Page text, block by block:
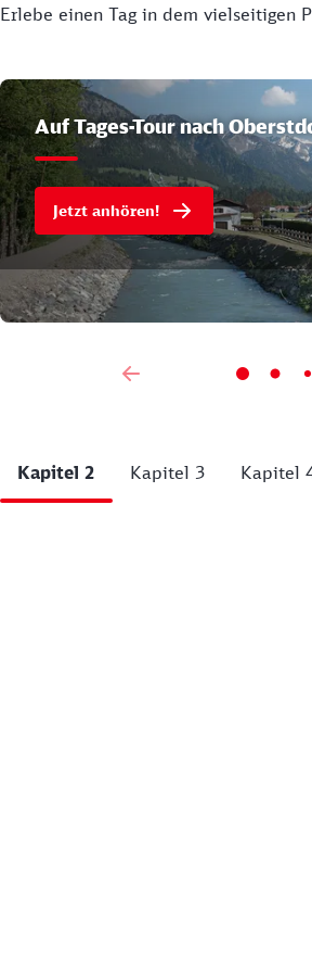
Erlebe einen Tag in dem vielseitigen
Auf Tages-Tour nach
Jetzt anhören!
Kapitel 2 Kapitel 3 Kapitel